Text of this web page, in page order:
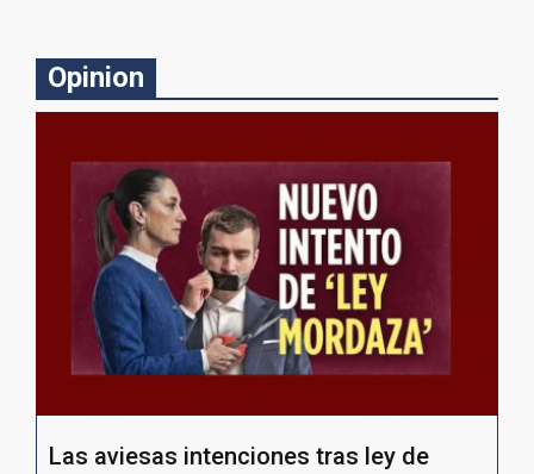
Opinion
Las aviesas intenciones tras ley de